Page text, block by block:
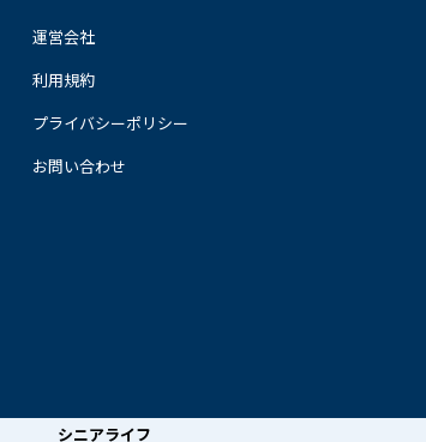
運営会社
利用規約
プライバシーポリシー
お問い合わせ
シニアライフ